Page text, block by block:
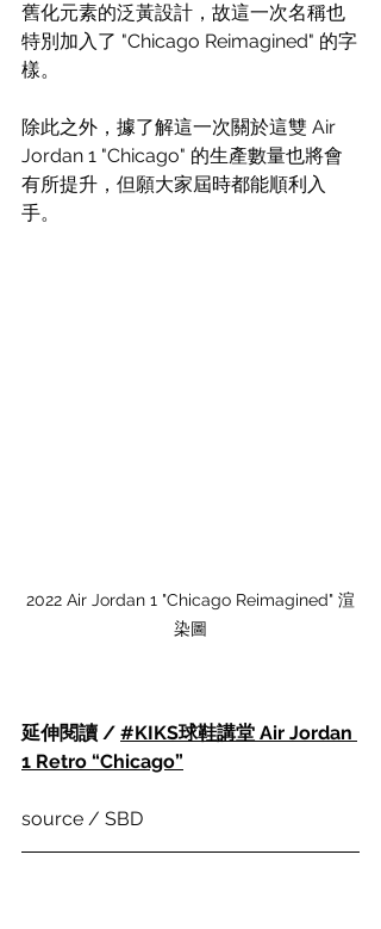
舊化元素的泛黃設計，故這一次名稱也
特別加入了 "Chicago Reimagined" 的字
樣。
除此之外，據了解這一次關於這雙 Air
Jordan 1 "Chicago" 的生產數量也將會
有所提升，但願大家屆時都能順利入
手。
2022 Air Jordan 1 "Chicago Reimagined" 渲
染圖
延伸閱讀 / #KIKS球鞋講堂 Air Jordan
1 Retro “Chicago”
source / SBD